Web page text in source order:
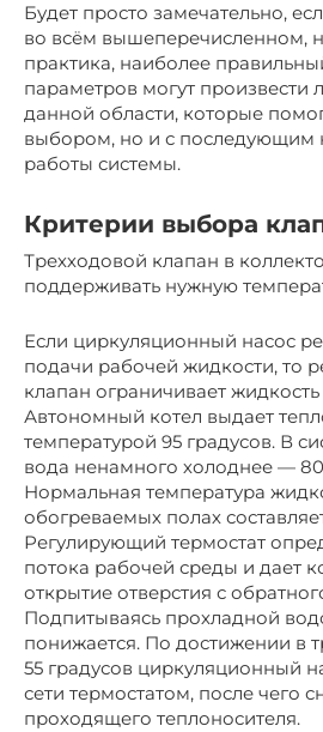
Будет просто замечательно,
во всём вышеперечисленном,
практика, наиболее
параметров могут произвести
данной области, которые
выбором, но и с последующим
работы системы.
Критерии выбора
Трехходовой клапан в
поддерживать нужную
Если циркуляционный насос
подачи рабочей жидкости, то
клапан ограничивает
Автономный котел выдает
температурой 95 градусов. В
вода ненамного холоднее —
Нормальная температура
обогреваемых полах
Регулирующий термостат
потока рабочей среды и дает
открытие отверстия с
Подпитываясь прохладной
понижается. По достижении в
55 градусов циркуляционный
сети термостатом, после чего
проходящего теплоносителя.